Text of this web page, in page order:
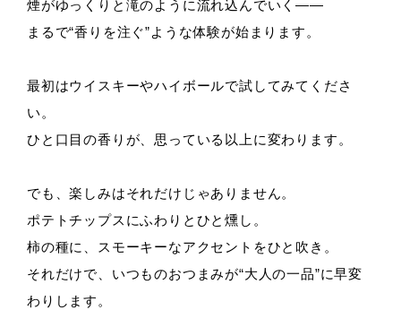
煙がゆっくりと滝のように流れ込んでいく——
まるで“香りを注ぐ”ような体験が始まります。
最初はウイスキーやハイボールで試してみてくださ
い。
ひと口目の香りが、思っている以上に変わります。
でも、楽しみはそれだけじゃありません。
ポテトチップスにふわりとひと燻し。
柿の種に、スモーキーなアクセントをひと吹き。
それだけで、いつものおつまみが“大人の一品”に早変
わりします。